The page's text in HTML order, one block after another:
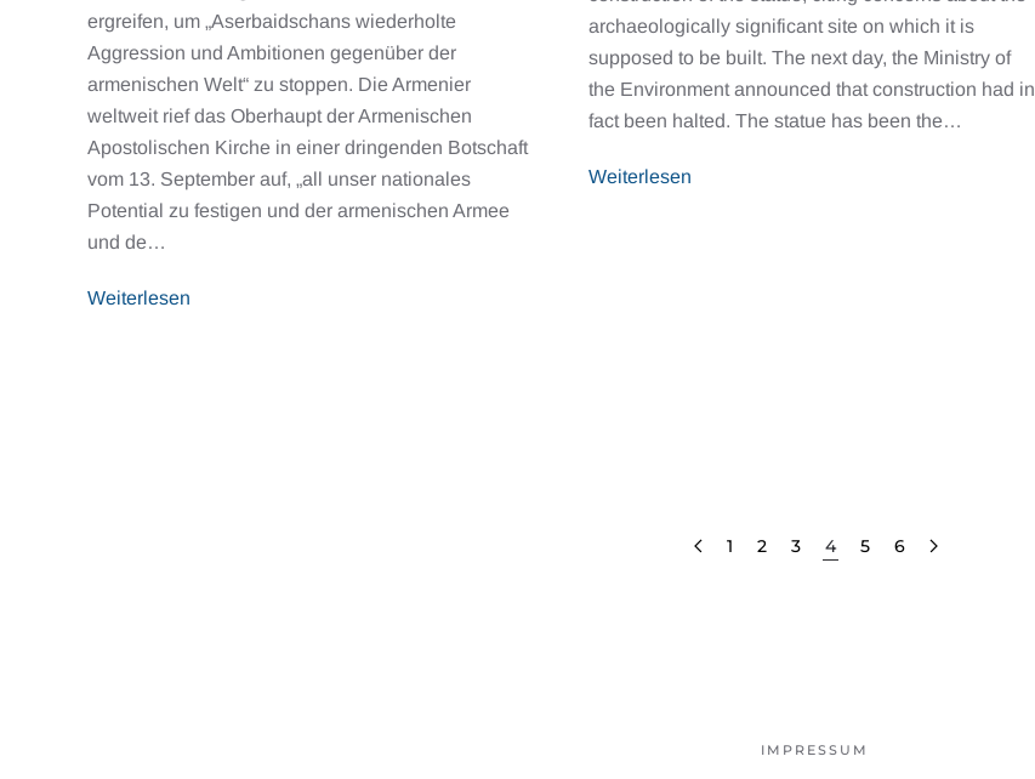
ergreifen, um „Aserbaidschans wiederholte
Aggression und Ambitionen gegenüber der
armenischen Welt“ zu stoppen. Die Armenier
weltweit rief das Oberhaupt der Armenischen
Apostolischen Kirche in einer dringenden Botschaft
vom 13. September auf, „all unser nationales
Potential zu festigen und der armenischen Armee
und de…
Weiterlesen
archaeologically significant site on which it is
supposed to be built. The next day, the Ministry of
the Environment announced that construction had in
fact been halted. The statue has been the…
Weiterlesen
1 2 3 4 5 6
IMPRESSUM